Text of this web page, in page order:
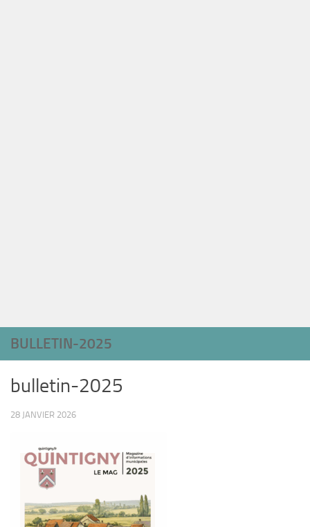
BULLETIN-2025
bulletin-2025
28 JANVIER 2026